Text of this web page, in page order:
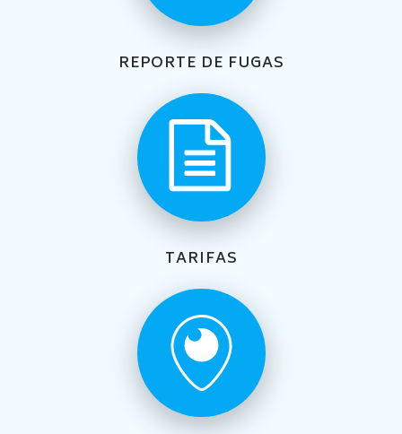
REPORTE DE FUGAS
TARIFAS